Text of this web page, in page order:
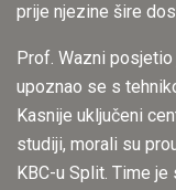
prije njezine šire
Prof. Wazni
upoznao se s
Kasnije uključeni
studiji, morali su
KBC-u Split. Time